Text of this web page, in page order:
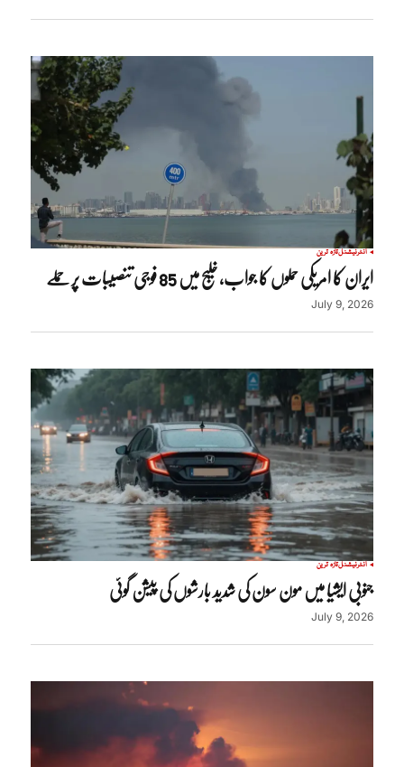
انٹرنیشنلتازہ ترین
ایران کا امریکی حملوں کا جواب، خلیج میں 85 فوجی تنصیبات پر حملے
July 9, 2026
انٹرنیشنلتازہ ترین
جنوبی ایشیا میں مون سون کی شدید بارشوں کی پیشن گوئی
July 9, 2026